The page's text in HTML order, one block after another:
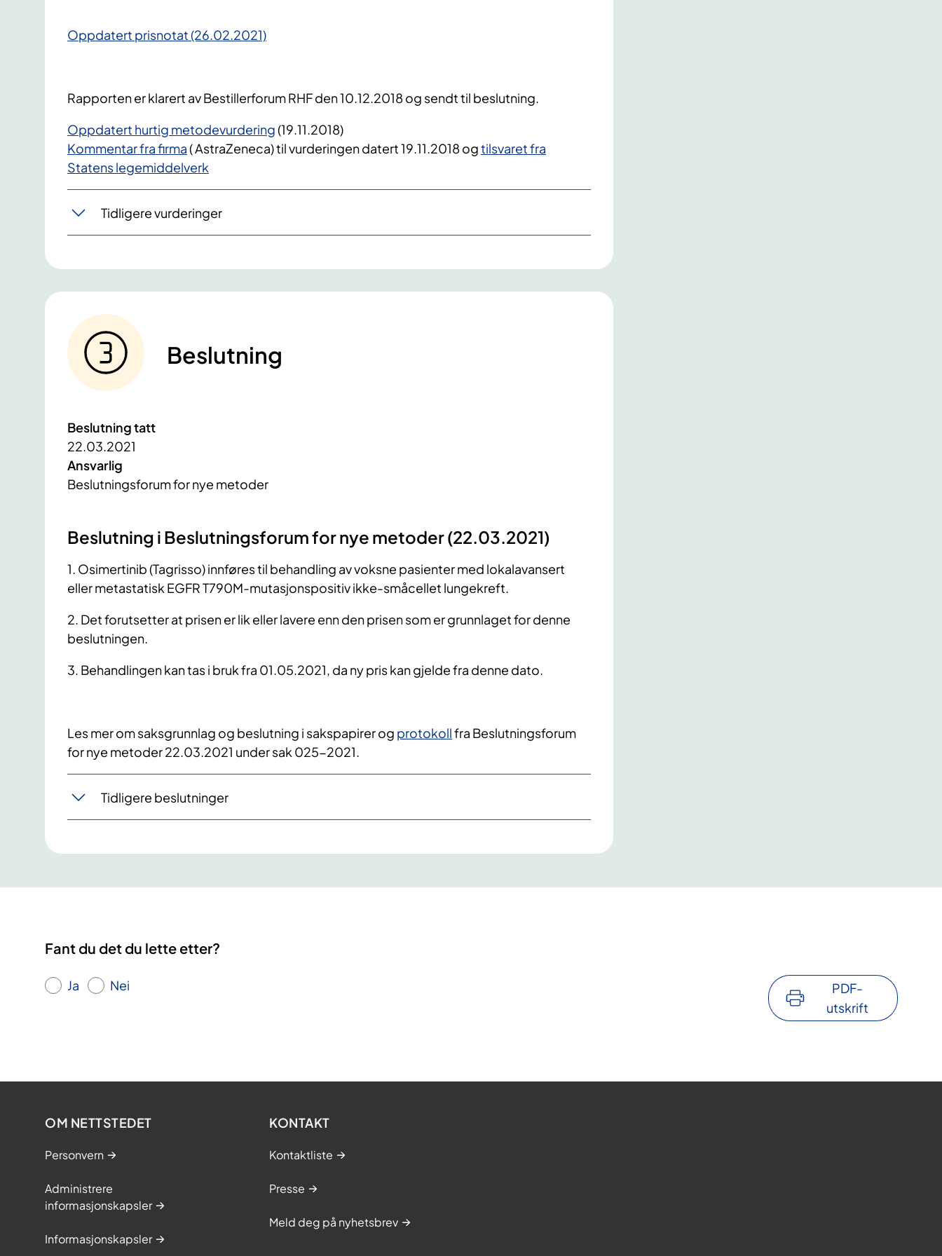
Oppdatert prisnotat (26.02.2021)
Rapporten er klarert av Bestillerforum RHF den 10.12.2018 og sendt til beslutning.
Oppdatert hurtig metodevurdering(19.11.2018)
Kommentar fra firma( AstraZeneca) til vurderingen datert 19.11.2018 ogtilsvaret fra
Statens legemiddelverk
Tidligere vurderinger
Beslutning
Beslutning tatt
22.03.2021
Ansvarlig
Beslutningsforum for nye metoder
Beslutning i Beslutningsforum for nye metoder (22.03.2021)
1. Osimertinib (Tagrisso) innføres til behandling av voksne pasienter med lokalavansert
eller metastatisk EGFR T790M-mutasjonspositiv ikke-småcellet lungekreft.
2. Det forutsetter at prisen er lik eller lavere enn den prisen som er grunnlaget for denne
beslutningen.
3. Behandlingen kan tas i bruk fra 01.05.2021, da ny pris kan gjelde fra denne dato.
Les mer om saksgrunnlag og beslutning i sakspapirer og protokollfra Beslutningsforum
for nye metoder 22.03.2021 under sak 025-2021.
Tidligere beslutninger
Fant du det du lette etter?
Ja Nei
PDF-
utskrift
OM NETTSTEDET
Personvern
Administrere
informasjonskapsler
Informasjonskapsler
KONTAKT
Kontaktliste
Presse
Meld deg på nyhetsbrev